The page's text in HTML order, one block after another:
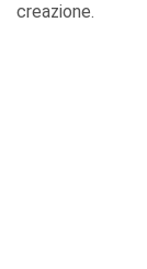
creazione.